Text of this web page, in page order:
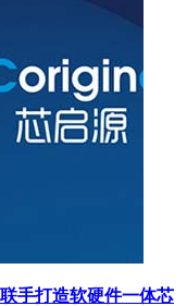
手打造软硬件一体芯